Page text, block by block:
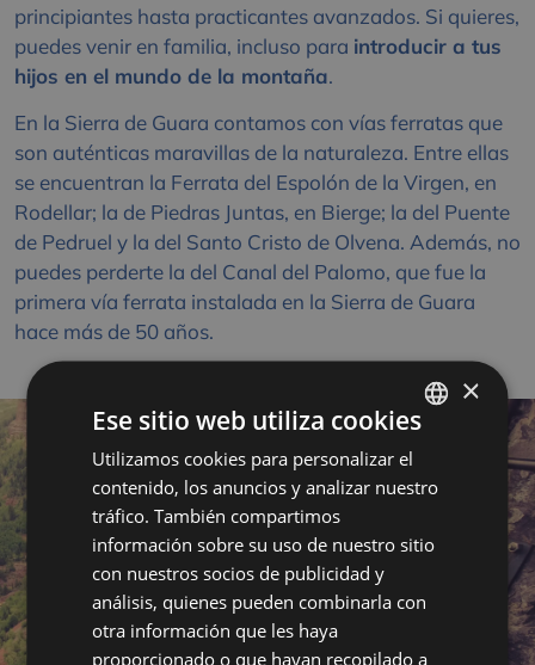
principiantes hasta practicantes avanzados. Si quieres,
puedes venir en familia, incluso para introducir a tus
hijos en el mundo de la montaña.
En la Sierra de Guara contamos con vías ferratas que
son auténticas maravillas de la naturaleza. Entre ellas
se encuentran la Ferrata del Espolón de la Virgen, en
Rodellar; la de Piedras Juntas, en Bierge; la del Puente
de Pedruel y la del Santo Cristo de Olvena. Además, no
puedes perderte la del Canal del Palomo, que fue la
primera vía ferrata instalada en la Sierra de Guara
hace más de 50 años.
SPANISH
FRENCH
ENGLISH
×
Ese sitio web utiliza cookies
Utilizamos cookies para personalizar el
contenido, los anuncios y analizar nuestro
tráfico. También compartimos
información sobre su uso de nuestro sitio
con nuestros socios de publicidad y
análisis, quienes pueden combinarla con
otra información que les haya
proporcionado o que hayan recopilado a